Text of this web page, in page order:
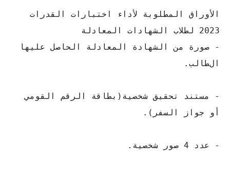
الأوراق المطلوبة لأداء اختبارات القدرات
2023 لطلاب الشهادات المعادلة
- صورة من الشهادة المعادلة الحاصل عليها
الطالب.
- مستند تحقيق شخصية(بطاقة الرقم القومي
أو جواز السفر).
- عدد 4 صور شخصية.